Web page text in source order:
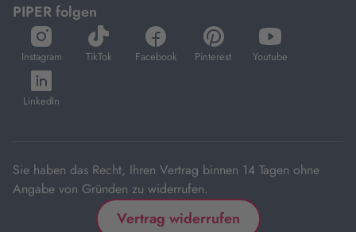
PIPER folgen
Instagram
öffnet
in
neuem
Tab
TikTok
öffnet
in
Facebook
öffnet
in
Pinterest
öffnet
in
Youtube
öffnet
in
LinkedIn
öffnet
in
Sie haben das Recht, Ihren Vertrag binnen 14 Tagen ohne
Angabe von Gründen zu widerrufen.
Vertrag widerrufen